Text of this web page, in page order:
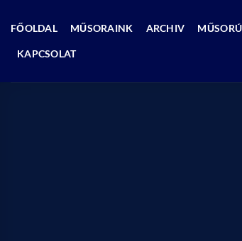
FŐOLDAL MŰSORAINK ARCHIV
KAPCSOLAT